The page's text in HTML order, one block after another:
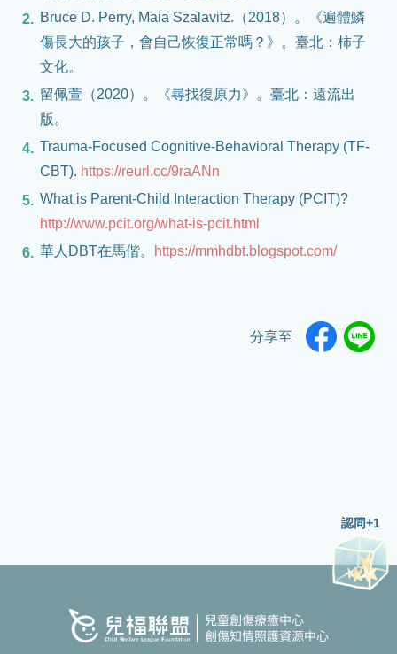
Bruce D. Perry, Maia Szalavitz.（2018）。《遍體鱗
傷長大的孩子，會自己恢復正常嗎？》。臺北：柿子
文化。
留佩萱（2020）。《尋找復原力》。臺北：遠流出
版。
Trauma-Focused Cognitive-Behavioral Therapy (TF-
CBT). https://reurl.cc/9raANn
What is Parent-Child Interaction Therapy (PCIT)?
http://www.pcit.org/what-is-pcit.html
華人DBT在馬偕。
https://mmhdbt.blogspot.com/
分享至
認同+1